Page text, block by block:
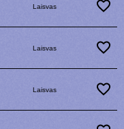
Laisvas
Laisvas
Laisvas